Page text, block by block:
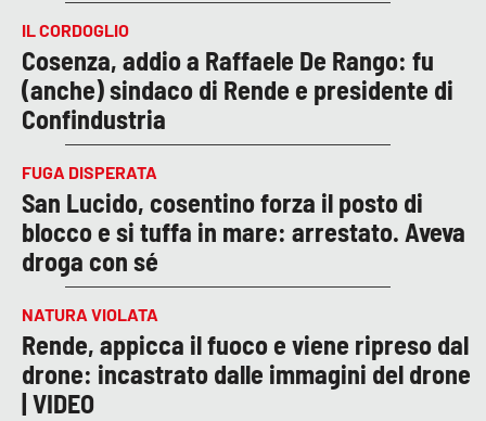
IL CORDOGLIO
Cosenza, addio a Raffaele De Rango: fu
(anche) sindaco di Rende e presidente di
Confindustria
FUGA DISPERATA
San Lucido, cosentino forza il posto di
blocco e si tuffa in mare: arrestato. Aveva
droga con sé
NATURA VIOLATA
Rende, appicca il fuoco e viene ripreso dal
drone: incastrato dalle immagini del drone
| VIDEO